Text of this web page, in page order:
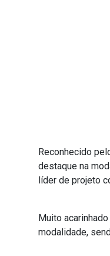
Reconhecido
destaque na
líder de projeto
Muito
modalidade,